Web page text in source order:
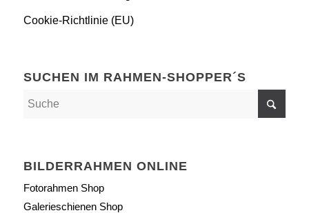
Cookie-Richtlinie (EU)
SUCHEN IM RAHMEN-SHOPPER´S
BILDERRAHMEN ONLINE
Fotorahmen Shop
Galerieschienen Shop